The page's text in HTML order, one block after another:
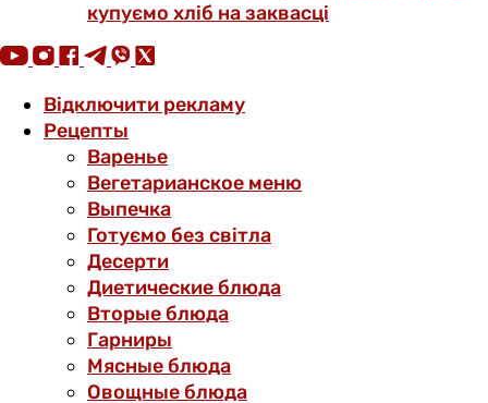
купуємо хліб на заквасці
Відключити рекламу
Рецепты
Варенье
Вегетарианское меню
Выпечка
Готуємо без світла
Десерти
Диетические блюда
Вторые блюда
Гарниры
Мясные блюда
Овощные блюда